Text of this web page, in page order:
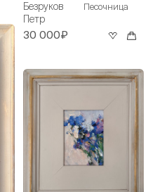
Безруков
Петр
Песочница
30 000₽